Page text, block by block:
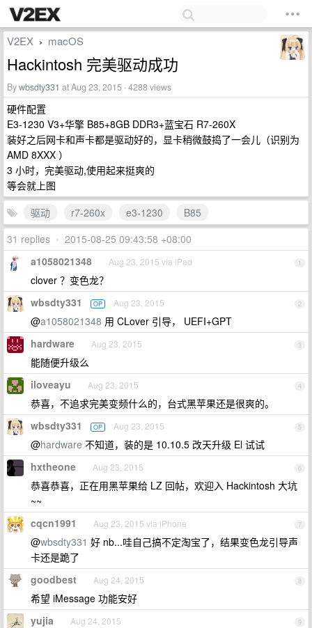
V2EX › macOS
Hackintosh 完美驱动成功
Bywbsdty331 at Aug 23, 2015 · 4288 views
硬件配置
E3-1230 V3+华擎 B85+8GB DDR3+蓝宝石 R7-260X
装好之后网卡和声卡都是驱动好的，显卡稍微鼓捣了一会儿（识别为
AMD 8XXX ）
3 小时，完美驱动,使用起来挺爽的
等会就上图
驱动
r7-260x e3-1230
B85
31 replies • 2015-08-25 09:43:58 +08:00
1
a1058021348 Aug 23, 2015 via iPad
clover ？变色龙？
2
wbsdty331 OP Aug 23, 2015
@a1058021348 用 CLover 引导， UEFI+GPT
3
hardware Aug 23, 2015
能随便升级么
4
iloveayu Aug 23, 2015
恭喜，不追求完美变频什么的，台式黑苹果还是很爽的。
5
wbsdty331 OP Aug 23, 2015
@hardware 不知道，装的是 10.10.5 改天升级 El 试试
6
hxtheone Aug 23, 2015
恭喜恭喜，正在用黑苹果给 LZ 回帖，欢迎入 Hackintosh 大坑
~~
7
cqcn1991 Aug 23, 2015 via iPhone
@wbsdty331 好 nb...哇自己搞不定淘宝了，结果变色龙引导声
卡还是跪了
8
goodbest Aug 24, 2015
希望 iMessage 功能安好
9
yujia Aug 24, 2015